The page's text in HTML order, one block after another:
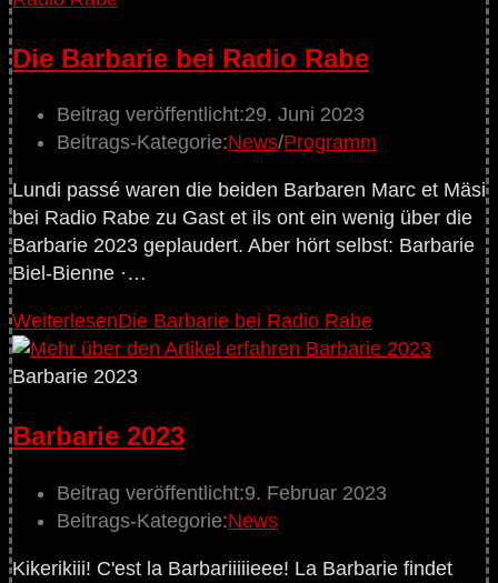
Die Barbarie bei Radio Rabe
Beitrag veröffentlicht:29. Juni 2023
Beitrags-Kategorie:News/Programm
Lundi passé waren die beiden Barbaren Marc et Mäsi
bei Radio Rabe zu Gast et ils ont ein wenig über die
Barbarie 2023 geplaudert. Aber hört selbst: Barbarie
Biel-Bienne ·…
WeiterlesenDie Barbarie bei Radio Rabe
Barbarie 2023
Barbarie 2023
Beitrag veröffentlicht:9. Februar 2023
Beitrags-Kategorie:News
Kikerikiii! C'est la Barbariiiiieee! La Barbarie findet